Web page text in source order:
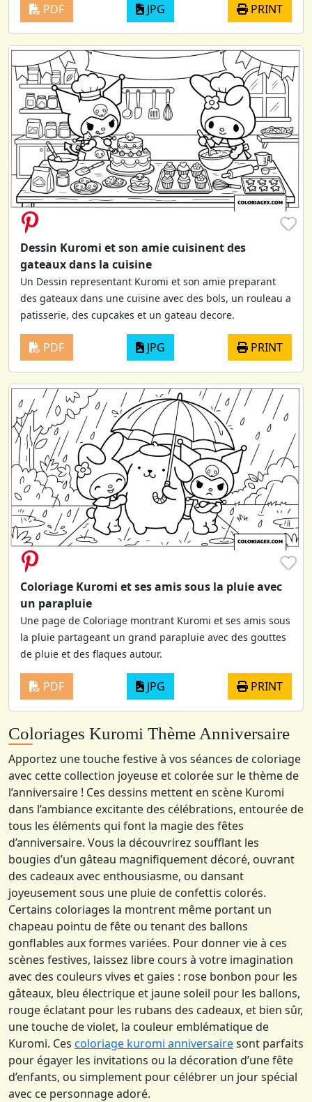
PDF JPG PRINT
♥
Dessin Kuromi et son amie cuisinent des
gateaux dans la cuisine
Un Dessin representant Kuromi et son amie preparant
des gateaux dans une cuisine avec des bols, un rouleau a
patisserie, des cupcakes et un gateau decore.
PDF JPG PRINT
♥
Coloriage Kuromi et ses amis sous la pluie avec
un parapluie
Une page de Coloriage montrant Kuromi et ses amis sous
la pluie partageant un grand parapluie avec des gouttes
de pluie et des flaques autour.
PDF JPG PRINT
Coloriages Kuromi Thème Anniversaire
Apportez une touche festive à vos séances de coloriage
avec cette collection joyeuse et colorée sur le thème de
l’anniversaire ! Ces dessins mettent en scène Kuromi
dans l’ambiance excitante des célébrations, entourée de
tous les éléments qui font la magie des fêtes
d’anniversaire. Vous la découvrirez soufflant les
bougies d’un gâteau magnifiquement décoré, ouvrant
des cadeaux avec enthousiasme, ou dansant
joyeusement sous une pluie de confettis colorés.
Certains coloriages la montrent même portant un
chapeau pointu de fête ou tenant des ballons
gonflables aux formes variées. Pour donner vie à ces
scènes festives, laissez libre cours à votre imagination
avec des couleurs vives et gaies : rose bonbon pour les
gâteaux, bleu électrique et jaune soleil pour les ballons,
rouge éclatant pour les rubans des cadeaux, et bien sûr,
une touche de violet, la couleur emblématique de
Kuromi. Ces coloriage kuromi anniversairesont parfaits
pour égayer les invitations ou la décoration d’une fête
d’enfants, ou simplement pour célébrer un jour spécial
avec ce personnage adoré.